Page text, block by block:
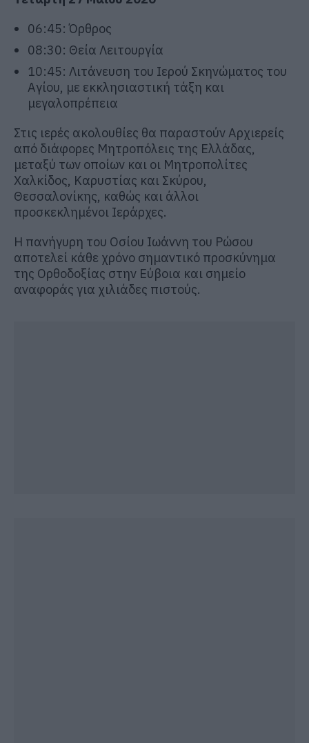
06:45: Όρθρος
08:30: Θεία Λειτουργία
10:45: Λιτάνευση του Ιερού Σκηνώματος του
Αγίου, με εκκλησιαστική τάξη και
μεγαλοπρέπεια
Στις ιερές ακολουθίες θα παραστούν Αρχιερείς
από διάφορες Μητροπόλεις της Ελλάδας,
μεταξύ των οποίων και οι Μητροπολίτες
Χαλκίδος, Καρυστίας και Σκύρου,
Θεσσαλονίκης, καθώς και άλλοι
προσκεκλημένοι Ιεράρχες.
Η πανήγυρη του Οσίου Ιωάννη του Ρώσου
αποτελεί κάθε χρόνο σημαντικό προσκύνημα
της Ορθοδοξίας στην Εύβοια και σημείο
αναφοράς για χιλιάδες πιστούς.